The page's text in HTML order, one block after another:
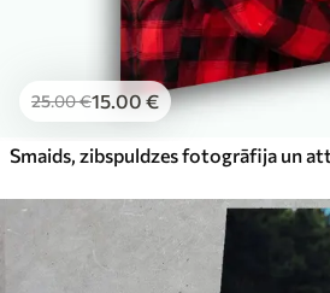
25.00€15.00€